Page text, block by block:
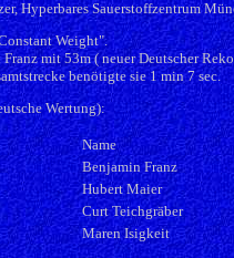
Hyperbares Sauerstoffzentrum
Weight".
mit 53m ( neuer Deutscher
benötigte sie 1 min 7 sec.
Wertung):
Name
Benjamin Franz
Hubert Maier
Curt Teichgräber
Maren Isigkeit